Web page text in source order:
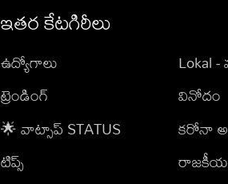
ఇతర కేటగిరీలు
ఉద్యోగాలు
ట్రెండింగ్
🌟 వాట్సాప్ STATUS
టిప్స్
Lokal
వినోదం
కరోనా